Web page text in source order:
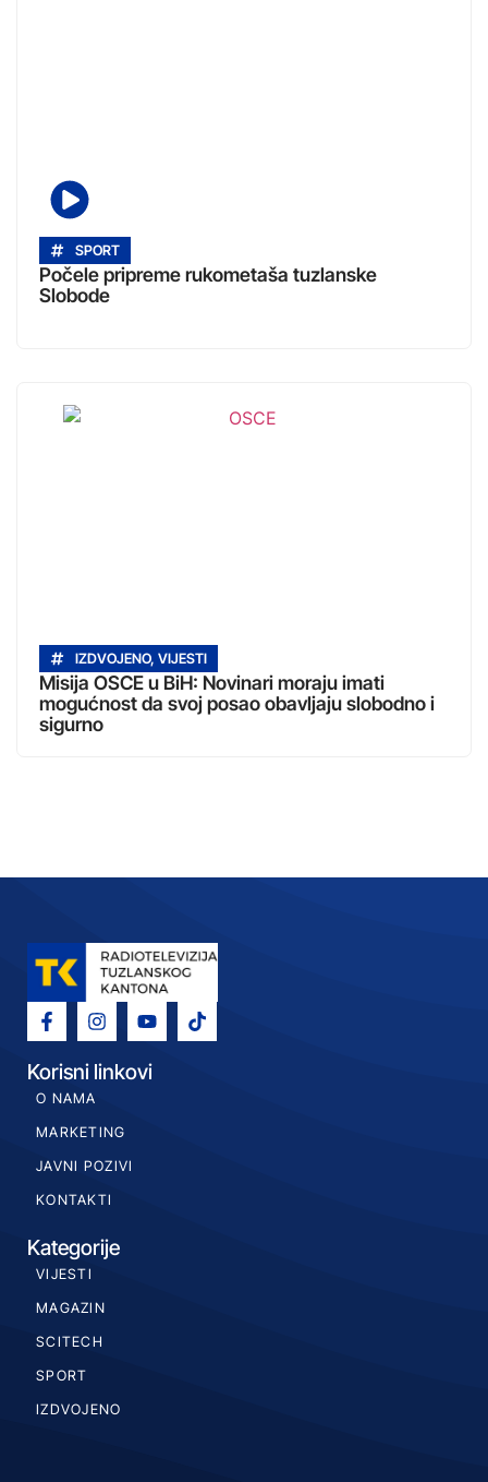
SPORT
Počele pripreme rukometaša tuzlanske
Slobode
IZDVOJENO, VIJESTI
Misija OSCE u BiH: Novinari moraju imati
mogućnost da svoj posao obavljaju slobodno i
sigurno
Korisni linkovi
O NAMA
MARKETING
JAVNI POZIVI
KONTAKTI
Kategorije
VIJESTI
MAGAZIN
SCITECH
SPORT
IZDVOJENO